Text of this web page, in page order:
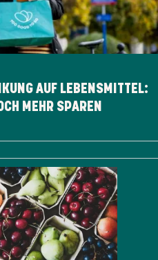
AUF LEBENSMITTEL:
MEHR SPAREN